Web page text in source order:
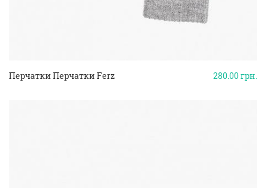
280.00грн.
Перчатки Перчатки Ferz